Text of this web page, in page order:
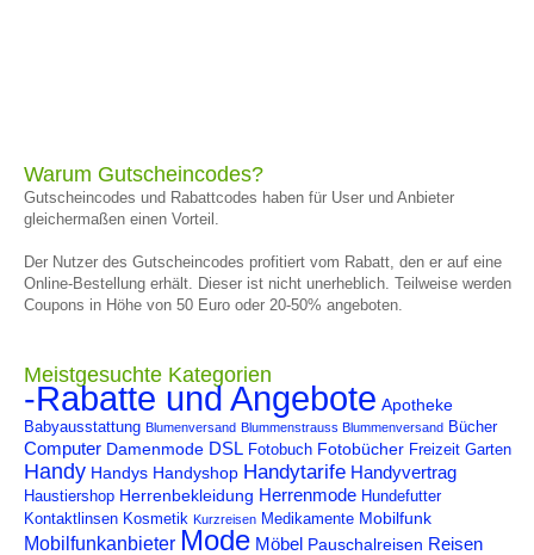
Warum Gutscheincodes?
Gutscheincodes und Rabattcodes haben für User und Anbieter
gleichermaßen einen Vorteil.
Der Nutzer des Gutscheincodes profitiert vom Rabatt, den er auf eine
Online-Bestellung erhält. Dieser ist nicht unerheblich. Teilweise werden
Coupons in Höhe von 50 Euro oder 20-50% angeboten.
Meistgesuchte Kategorien
-Rabatte und Angebote Apotheke
Babyausstattung Blumenversand Blummenstrauss Blummenversand Bücher
Computer Damenmode DSL Fotobuch Fotobücher Freizeit Garten
Handy Handys Handyshop Handytarife Handyvertrag
Haustiershop Herrenbekleidung Herrenmode Hundefutter
Kontaktlinsen Kosmetik Kurzreisen Medikamente Mobilfunk
Mobilfunkanbieter Mode Möbel Pauschalreisen Reisen